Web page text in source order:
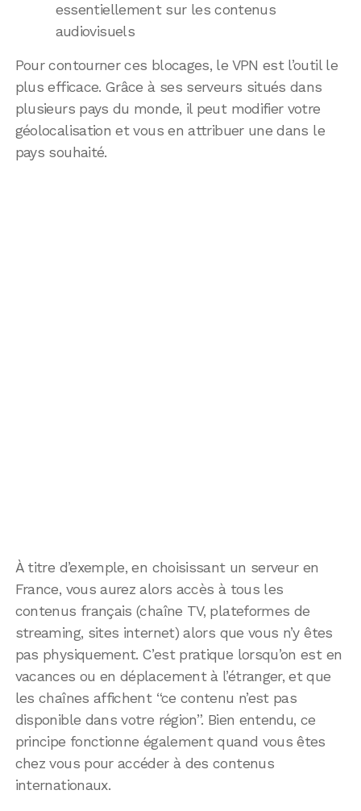
essentiellement sur les contenus
audiovisuels
Pour contourner ces blocages, le VPN est l’outil le
plus efficace. Grâce à ses serveurs situés dans
plusieurs pays du monde, il peut modifier votre
géolocalisation et vous en attribuer une dans le
pays souhaité.
À titre d’exemple, en choisissant un serveur en
France, vous aurez alors accès à tous les
contenus français (chaîne TV, plateformes de
streaming, sites internet) alors que vous n’y êtes
pas physiquement. C’est pratique lorsqu’on est en
vacances ou en déplacement à l’étranger, et que
les chaînes affichent “ce contenu n’est pas
disponible dans votre région”. Bien entendu, ce
principe fonctionne également quand vous êtes
chez vous pour accéder à des contenus
internationaux.